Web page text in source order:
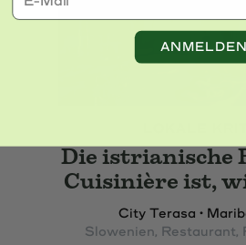
Die istrianische
Cuisinière ist,
City Terasa •
Slowenien, Restaurant,
ANMELDEN